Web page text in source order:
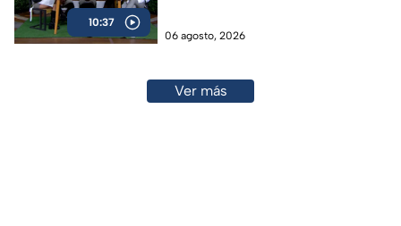
10:37
06 agosto, 2026
Ver más